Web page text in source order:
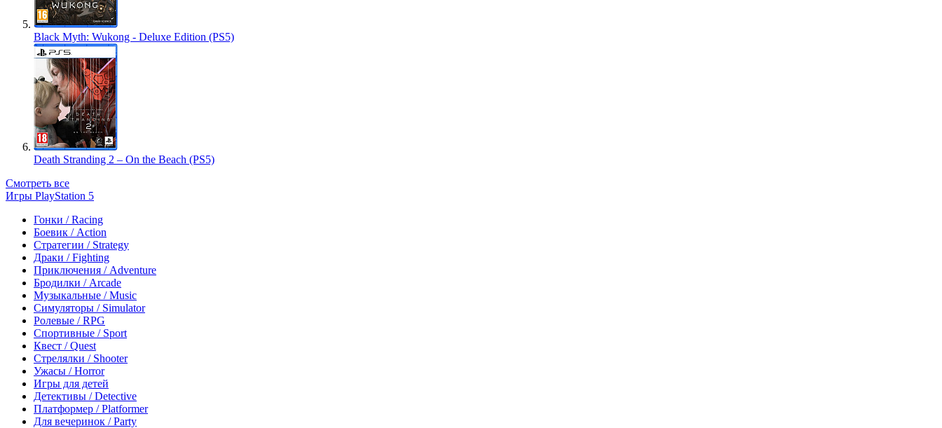
Black Myth: Wukong - Deluxe Edition (PS5)
Death Stranding 2 – On the Beach (PS5)
Смотреть все
Игры PlayStation 5
Гонки / Racing
Боевик / Action
Стратегии / Strategy
Драки / Fighting
Приключения / Adventure
Бродилки / Arcade
Музыкальные / Music
Симуляторы / Simulator
Ролевые / RPG
Спортивные / Sport
Квест / Quest
Стрелялки / Shooter
Ужасы / Horror
Игры для детей
Детективы / Detective
Платформер / Platformer
Для вечеринок / Party